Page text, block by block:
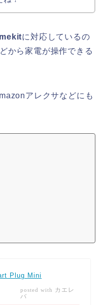
に対応しているの
から家電が操作できる
アレクサなどにも
Plug Mini
posted with カエレ
バ